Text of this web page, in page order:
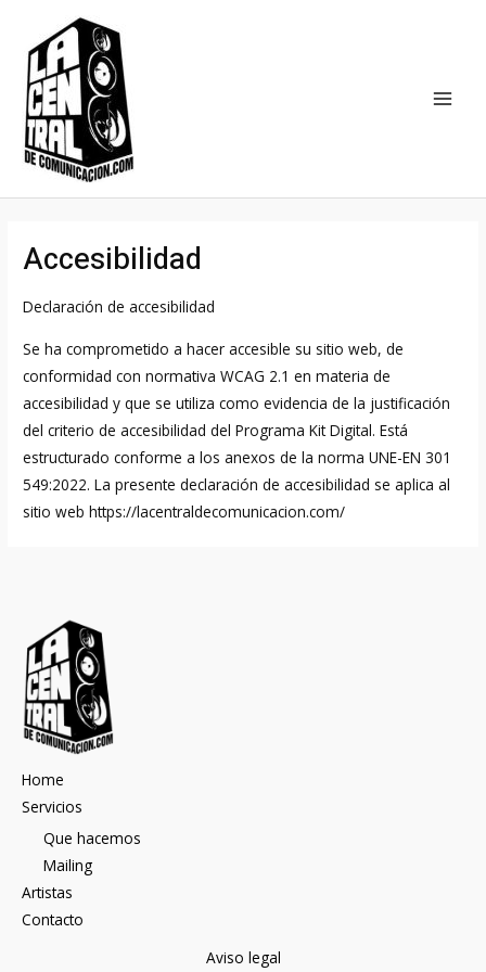
contenido
Accesibilidad
Declaración de accesibilidad
Se ha comprometido a hacer accesible su sitio web, de
conformidad con normativa WCAG 2.1 en materia de
accesibilidad y que se utiliza como evidencia de la justificación
del criterio de accesibilidad del Programa Kit Digital. Está
estructurado conforme a los anexos de la norma UNE-EN 301
549:2022. La presente declaración de accesibilidad se aplica al
sitio webhttps://lacentraldecomunicacion.com/
Home
Servicios
Que hacemos
Mailing
Artistas
Contacto
Aviso legal